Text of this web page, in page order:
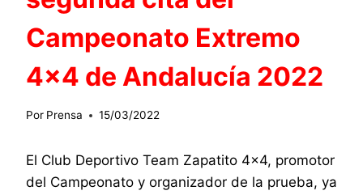
Campeonato Extremo
4×4 de Andalucía 2022
Por Prensa 15/03/2022
El Club Deportivo Team Zapatito 4×4, promotor
del Campeonato y organizador de la prueba, ya